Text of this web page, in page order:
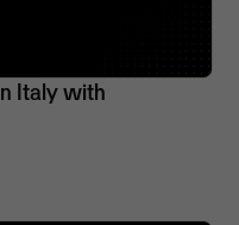
Italy with